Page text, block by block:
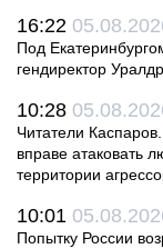
16:22
Под
гендиректор
10:28
Читатели
вправе атаковать
территории
10:01
Попытку России